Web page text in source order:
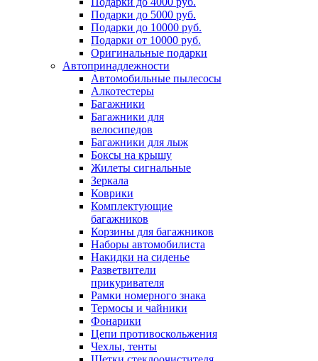
Подарки до 5000 руб.
Подарки до 10000 руб.
Подарки от 10000 руб.
Оригинальные подарки
Автопринадлежности
Автомобильные пылесосы
Алкотестеры
Багажники
Багажники для
велосипедов
Багажники для лыж
Боксы на крышу
Жилеты сигнальные
Зеркала
Коврики
Комплектующие
багажников
Корзины для багажников
Наборы автомобилиста
Накидки на сиденье
Разветвители
прикуривателя
Рамки номерного знака
Термосы и чайники
Фонарики
Цепи противоскольжения
Чехлы, тенты